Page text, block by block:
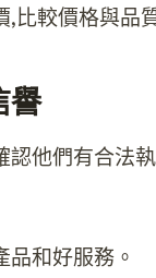
比較價格與品
譽
認他們有合法
和好服務。